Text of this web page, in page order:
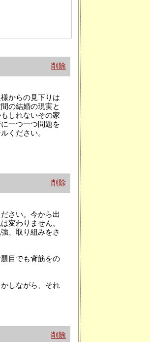
削除
からの見下りは
の結婚の現実と
しれないその家
一つ一つ問題を
ください。
削除
さい。今から出
変わりません。
、取り組みをさ
目でも背筋をの
しながら、それ
削除